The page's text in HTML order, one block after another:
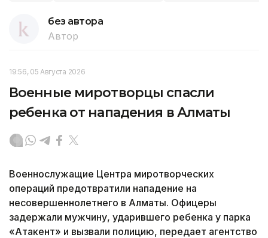
без автора
Автор
19:56, 05 Августа 2026
Военные миротворцы спасли
ребенка от нападения в Алматы
Военнослужащие Центра миротворческих
операций предотвратили нападение на
несовершеннолетнего в Алматы. Офицеры
задержали мужчину, ударившего ребенка у парка
«Атакент» и вызвали полицию, передает агентство